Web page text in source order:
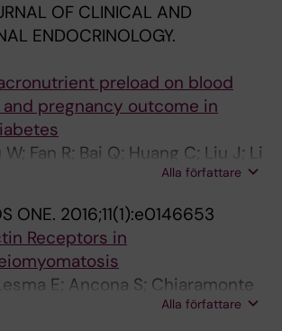
OF CLINICAL AND
ENDOCRINOLOGY.
preload on blood
pregnancy outcome in
Fan R; Bai Q; Huang C; Liu J; Li
M; Norstedt G; Wang JAlla författare
ONE. 2016;11(1):e0146653
Receptors in
E; Ancona S; Chiaramonte
Alla författare